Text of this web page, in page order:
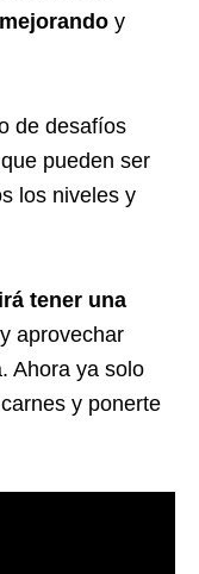
y
de desafíos
pueden ser
los niveles y
tener una
aprovechar
Ahora ya solo
y ponerte